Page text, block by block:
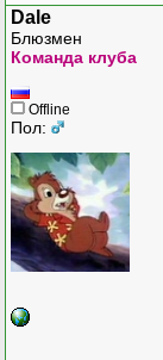
Dale
Блюзмен
Команда клуба
Offline
Пол: